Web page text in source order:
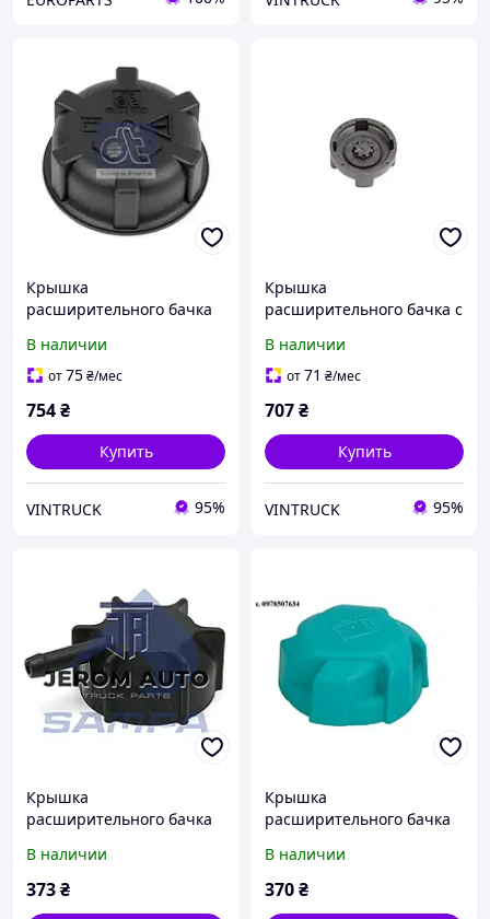
Крышка
расширительного бачка
В наличии
от75₴/мес
754₴
Купить
VINTRUCK 95%
Крышка
расширительного бачка с
KERAX
MIDLUM/PREMIUM/VOLVO
В наличии
от71 ₴/мес
707₴
Купить
VINTRUCK 95%
Крышка
расширительного бачка
106, XF 95 /1399820/
81061110023/ / 024.274
В наличии
373₴
Крышка
расширительного бачка
DF162C002
В наличии
370₴